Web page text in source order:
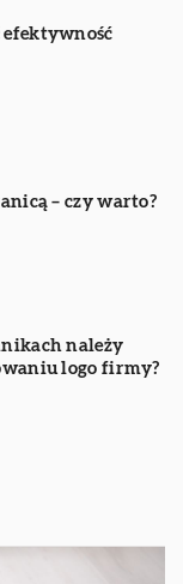
efektywność
– czy warto?
należy
logo firmy?